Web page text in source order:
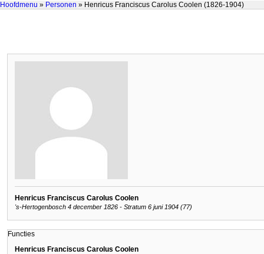
Hoofdmenu » Personen » Henricus Franciscus Carolus Coolen (1826-1904)
Henricus Franciscus Carolus Coolen
's-Hertogenbosch 4 december 1826 - Stratum 6 juni 1904 (77)
Functies
Henricus Franciscus Carolus Coolen